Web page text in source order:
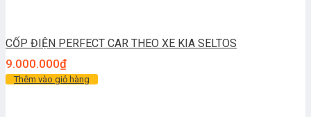
CỐP ĐIỆN PERFECT CAR THEO XE KIA SELTOS
9.000.000₫
Thêm vào giỏ hàng